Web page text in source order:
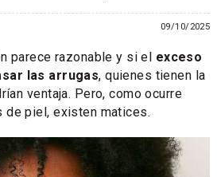
09/10/2025
parece razonable y si el exceso
las arrugas, quienes tienen la
ventaja. Pero, como ocurre
de piel, existen matices.